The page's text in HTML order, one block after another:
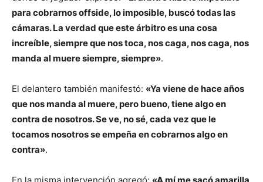
para cobrarnos offside, lo imposible, buscó todas las
cámaras. La verdad que este árbitro es una cosa
increíble, siempre que nos toca, nos caga, nos caga, nos
manda al muere siempre, siempre».
El delantero también manifestó: «Ya viene de hace años
que nos manda al muere, pero bueno, tiene algo en
contra de nosotros. Se ve, no sé, cada vez que le
tocamos nosotros se empeña en cobrarnos algo en
contra».